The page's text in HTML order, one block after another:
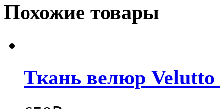
Похожие товары
Ткань велюр Velutto